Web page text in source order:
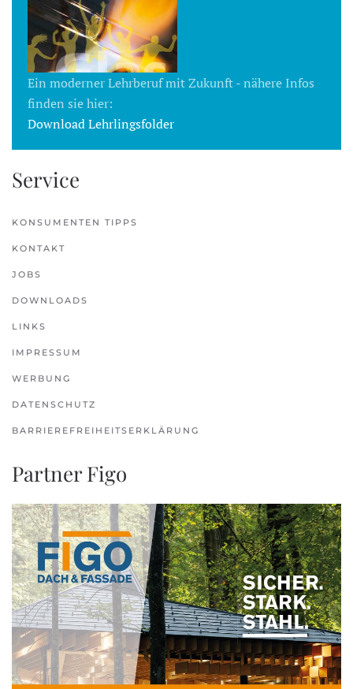
Ein moderner Lehrberuf mit Zukunft - nähere Infos
finden sie hier:
Download Lehrlingsfolder
Service
KONSUMENTEN TIPPS
KONTAKT
JOBS
DOWNLOADS
LINKS
IMPRESSUM
WERBUNG
DATENSCHUTZ
BARRIEREFREIHEITSERKLÄRUNG
Partner Figo